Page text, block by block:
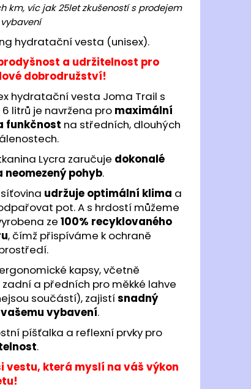
km, víc jak 25let zkušeností s prodejem
hydratační vesta (unisex).
a udržitelnost pro
dobrodružství!
hydratační vesta Joma Trail s
litrů je navržena pro maximální
funkčnost na středních, dlouhých
Lycra zaručuje dokonalé
pohyb.
udržuje optimální klima a
pot. A s hrdostí můžeme
ze 100% recyklovaného
, čímž přispíváme k ochraně
kapsy, včetně
a předních pro měkké lahve
součástí), zajistísnadný
vybavení.
píšťalka a reflexní prvky pro
.
vestu, která myslí na váš výkon
R.6000 2502